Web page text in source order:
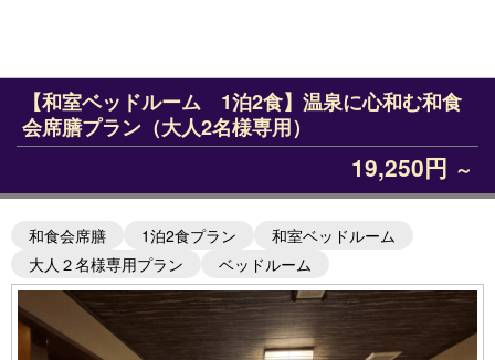
【和室ベッドルーム 1泊2食】温泉に心和む和食
会席膳プラン（大人2名様専用）
19,250円 ～
和食会席膳 1泊2食プラン
和室ベッドルーム
大人２名様専用プラン
ベッドルーム